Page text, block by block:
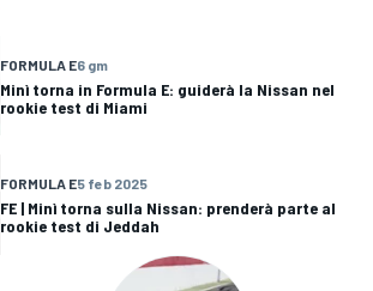
FORMULA E6 gm
Minì torna in Formula E: guiderà la Nissan nel
rookie test di Miami
FORMULA E5 feb 2025
FE | Minì torna sulla Nissan: prenderà parte al
rookie test di Jeddah